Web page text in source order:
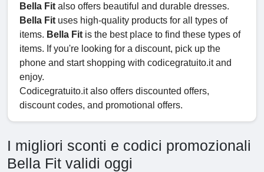
Bella Fit also offers beautiful and durable dresses.
Bella Fit uses high-quality products for all types of
items. Bella Fit is the best place to find these types of
items. If you're looking for a discount, pick up the
phone and start shopping with codicegratuito.it and
enjoy.
Codicegratuito.it also offers discounted offers,
discount codes, and promotional offers.
I migliori sconti e codici promozionali
Bella Fit validi oggi